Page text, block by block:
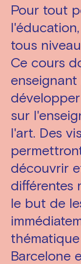
Pour tout
tous
Ce cours
sur
l'art. Des
découvrir
différentes
le but de
Barcelone